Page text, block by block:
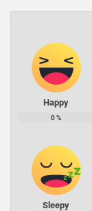
Happy
0%
Sleepy